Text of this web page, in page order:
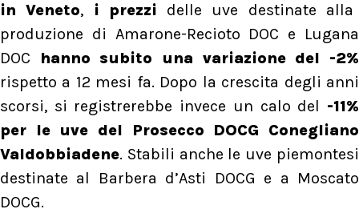
in Veneto, i prezzi delle uve destinate alla
produzione di Amarone-Recioto DOC e Lugana
DOC hanno subito una variazione del -2%
rispetto a 12 mesi fa. Dopo la crescita degli anni
scorsi, si registrerebbe invece un calo del -11%
per le uve del Prosecco DOCG Conegliano
Valdobbiadene. Stabili anche le uve piemontesi
destinate al Barbera d’Asti DOCG e a Moscato
DOCG.